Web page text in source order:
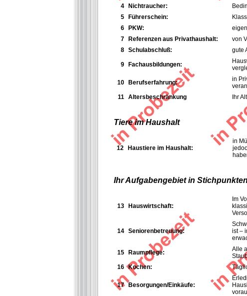
4 Nichtraucher:
5
Führerschein:
6
PKW:
7
Referenzen aus Privathaushalt:
von
8 Schulabschluß: gute
9 Fachausbildungen:
10 Berufserfahrung:
in
11 Altersbeschränkung Ihr
Tiere im Haushalt
12 Haustiere im Haushalt:
in
Ihr Aufgabengebiet in
13 Hauswirtschaft:
Im
14 Seniorenbetreuung:
ist –
15 Raumpflege:
Alle
16 Kochen:
17 Besorgungen/Einkäufe: